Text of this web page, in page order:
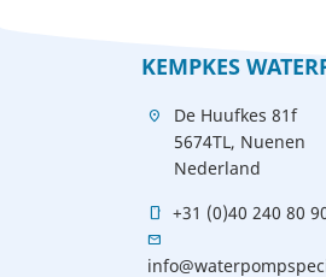
KEMPKES
location_on
De Huufkes 81f
5674TL, Nuenen
Nederland
mobile +31 (0)40 240 80
mail